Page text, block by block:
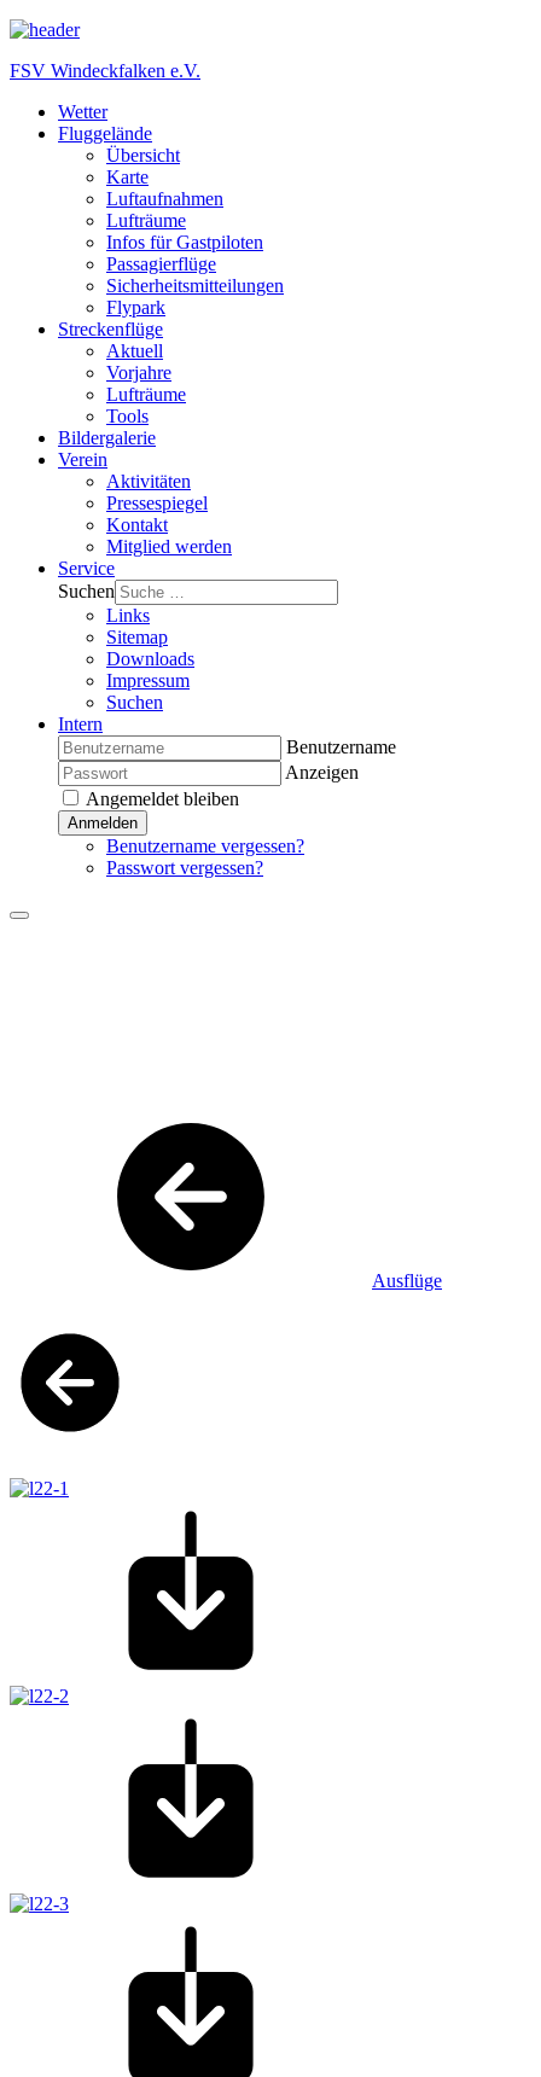
FSV Windeckfalken e.V.
Wetter
Fluggelände
Übersicht
Karte
Luftaufnahmen
Lufträume
Infos für Gastpiloten
Passagierflüge
Sicherheitsmitteilungen
Flypark
Streckenflüge
Aktuell
Vorjahre
Lufträume
Tools
Bildergalerie
Verein
Aktivitäten
Pressespiegel
Kontakt
Mitglied werden
Service
Suchen
Links
Sitemap
Downloads
Impressum
Suchen
Intern
Benutzername
Anzeigen
Angemeldet bleiben
Anmelden
Benutzername vergessen?
Passwort vergessen?
Ausflüge